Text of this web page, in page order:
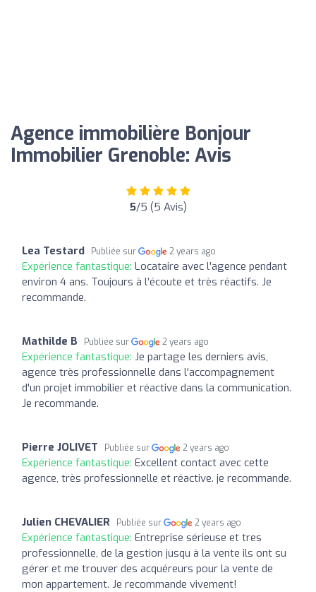
Agence immobilière Bonjour
Immobilier Grenoble: Avis
5/5 (5 Avis)
Lea Testard Publiée sur 2 years ago
Expérience fantastique: Locataire avec l’agence pendant
environ 4 ans. Toujours à l’écoute et très réactifs. Je
recommande.
Mathilde B Publiée sur 2 years ago
Expérience fantastique: Je partage les derniers avis,
agence très professionnelle dans l'accompagnement
d'un projet immobilier et réactive dans la communication.
Je recommande.
Pierre JOLIVET Publiée sur 2 years ago
Expérience fantastique: Excellent contact avec cette
agence, très professionnelle et réactive. je recommande.
Julien CHEVALIER Publiée sur 2 years ago
Expérience fantastique: Entreprise sérieuse et tres
professionnelle, de la gestion jusqu à la vente ils ont su
gérer et me trouver des acquéreurs pour la vente de
mon appartement. Je recommande vivement!